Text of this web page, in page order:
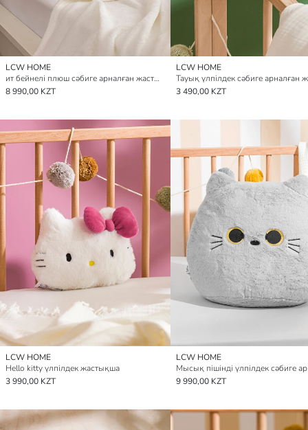
LCW HOME
ит бейнелі плюш сәбиге арналған жастықша
8 990,00 KZT
LCW HOME
3 490,00 KZT
LCW HOME
Hello kitty үлпілдек жастықша
3 990,00 KZT
LCW HOME
9 990,00 KZT